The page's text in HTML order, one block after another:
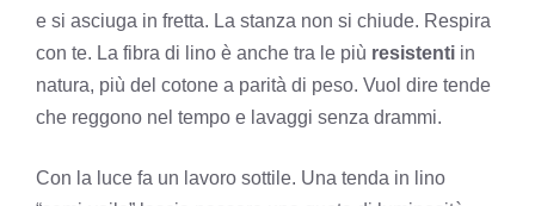
e si asciuga in fretta. La stanza non si chiude. Respira
con te. La fibra di lino è anche tra le più resistenti in
natura, più del cotone a parità di peso. Vuol dire tende
che reggono nel tempo e lavaggi senza drammi.
Con la luce fa un lavoro sottile. Una tenda in lino